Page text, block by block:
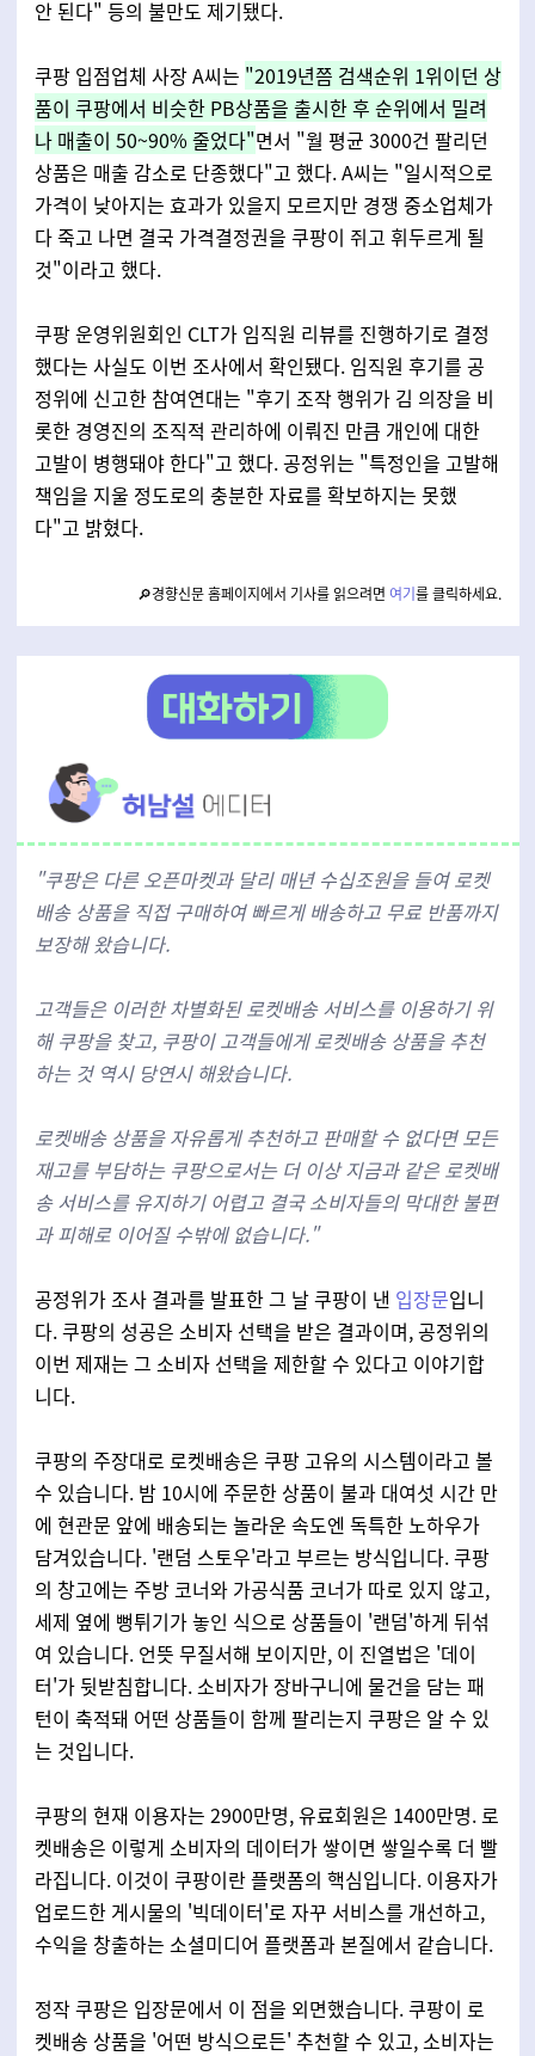
안 된다" 등의 불만도 제기됐다.
쿠팡 입점업체 사장 A씨는 "2019년쯤 검색순위 1위이던 상
품이 쿠팡에서 비슷한 PB상품을 출시한 후 순위에서 밀려
나 매출이 50~90% 줄었다"면서 "월 평균 3000건 팔리던
상품은 매출 감소로 단종했다"고 했다. A씨는 "일시적으로
가격이 낮아지는 효과가 있을지 모르지만 경쟁 중소업체가
다 죽고 나면 결국 가격결정권을 쿠팡이 쥐고 휘두르게 될
것"이라고 했다.
쿠팡 운영위원회인 CLT가 임직원 리뷰를 진행하기로 결정
했다는 사실도 이번 조사에서 확인됐다. 임직원 후기를 공
정위에 신고한 참여연대는 "후기 조작 행위가 김 의장을 비
롯한 경영진의 조직적 관리하에 이뤄진 만큼 개인에 대한
고발이 병행돼야 한다"고 했다. 공정위는 "특정인을 고발해
책임을 지울 정도로의 충분한 자료를 확보하지는 못했
다"고 밝혔다.
🔎경향신문 홈페이지에서 기사를 읽으려면 여기를 클릭하세요.
"쿠팡은 다른 오픈마켓과 달리 매년 수십조원을 들여 로켓
배송 상품을 직접 구매하여 빠르게 배송하고 무료 반품까지
보장해 왔습니다.
고객들은 이러한 차별화된 로켓배송 서비스를 이용하기 위
해 쿠팡을 찾고, 쿠팡이 고객들에게 로켓배송 상품을 추천
하는 것 역시 당연시 해왔습니다.
로켓배송 상품을 자유롭게 추천하고 판매할 수 없다면 모든
재고를 부담하는 쿠팡으로서는 더 이상 지금과 같은 로켓배
송 서비스를 유지하기 어렵고 결국 소비자들의 막대한 불편
과 피해로 이어질 수밖에 없습니다."
공정위가 조사 결과를 발표한 그 날 쿠팡이 낸 입장문입니
다. 쿠팡의 성공은 소비자 선택을 받은 결과이며, 공정위의
이번 제재는 그 소비자 선택을 제한할 수 있다고 이야기합
니다.
쿠팡의 주장대로 로켓배송은 쿠팡 고유의 시스템이라고 볼
수 있습니다. 밤 10시에 주문한 상품이 불과 대여섯 시간 만
에 현관문 앞에 배송되는 놀라운 속도엔 독특한 노하우가
담겨있습니다. '랜덤 스토우'라고 부르는 방식입니다. 쿠팡
의 창고에는 주방 코너와 가공식품 코너가 따로 있지 않고,
세제 옆에 뻥튀기가 놓인 식으로 상품들이 '랜덤'하게 뒤섞
여 있습니다. 언뜻 무질서해 보이지만, 이 진열법은 '데이
터'가 뒷받침합니다. 소비자가 장바구니에 물건을 담는 패
턴이 축적돼 어떤 상품들이 함께 팔리는지 쿠팡은 알 수 있
는 것입니다.
쿠팡의 현재 이용자는 2900만명, 유료회원은 1400만명. 로
켓배송은 이렇게 소비자의 데이터가 쌓이면 쌓일수록 더 빨
라집니다. 이것이 쿠팡이란 플랫폼의 핵심입니다. 이용자가
업로드한 게시물의 '빅데이터'로 자꾸 서비스를 개선하고,
수익을 창출하는 소셜미디어 플랫폼과 본질에서 같습니다.
정작 쿠팡은 입장문에서 이 점을 외면했습니다. 쿠팡이 로
켓배송 상품을 '어떤 방식으로든' 추천할 수 있고, 소비자는